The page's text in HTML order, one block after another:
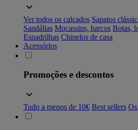
Ver todos os calçados Sapatos
Sandálias Mocassins, barcos Botas,
Espadrilhas Chinelos de casa
Acessórios
Promoções e descontos
Tudo a menos de 10€ Best sellers